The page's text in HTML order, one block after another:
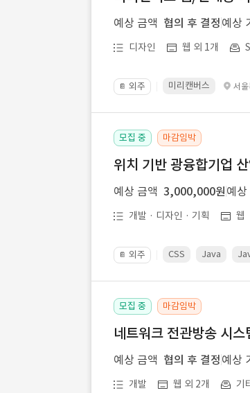
예상 금액 협의 후 결정 예상
디자인 웹 외 1개
📔 외주 미리캔버스 서
모집 중 마감임박
위치 기반 광융합기업
예상 금액 3,000,000원 예상
개발 · 디자인 · 기획 웹
📔 외주 CSS Java
모집 중 마감임박
네트워크 전관방송 시
예상 금액 협의 후 결정 예상
개발 웹 외 2개 기